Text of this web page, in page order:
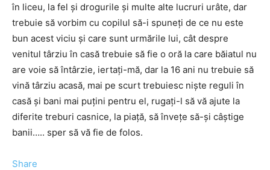
în liceu, la fel și drogurile și multe alte lucruri urâte, dar
trebuie să vorbim cu copilul să-i spuneți de ce nu este
bun acest viciu și care sunt urmările lui, cât despre
venitul târziu în casă trebuie să fie o oră la care băiatul nu
are voie să întârzie, iertați-mă, dar la 16 ani nu trebuie să
vină târziu acasă, mai pe scurt trebuiesc niște reguli în
casă și bani mai puțini pentru el, rugați-l să vă ajute la
diferite treburi casnice, la piață, să învețe să-și câștige
banii….. sper să vă fie de folos.
Share